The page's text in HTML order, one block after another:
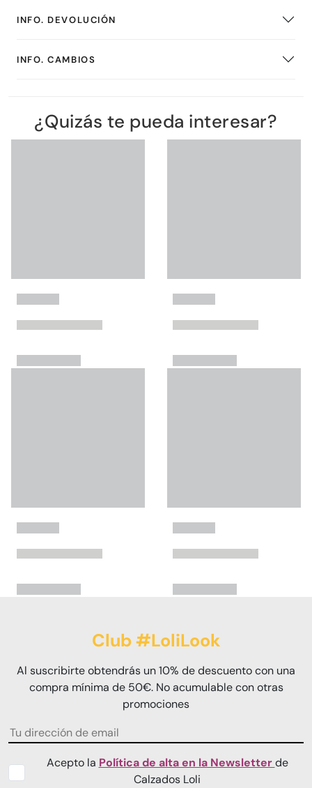
INFO. DEVOLUCIÓN
INFO. CAMBIOS
¿Quizás te pueda interesar?
Club #LoliLook
Al suscribirte obtendrás un 10% de descuento con una
compra mínima de 50€. No acumulable con otras
promociones
Acepto la Política de alta en la Newsletterde
Calzados Loli